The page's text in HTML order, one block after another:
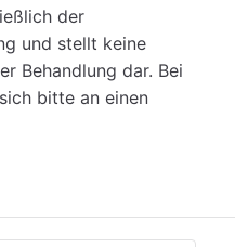
der
und stellt keine
Behandlung dar. Bei
bitte an einen